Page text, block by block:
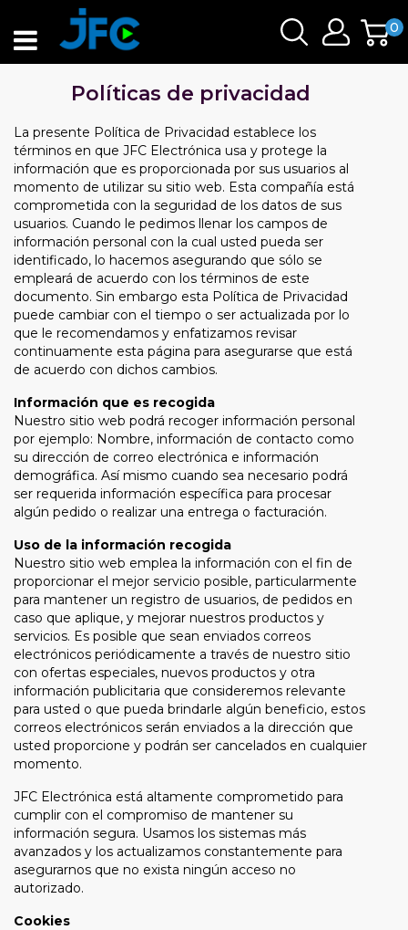
0
Políticas de privacidad
La presente Política de Privacidad establece los
términos en que JFC Electrónica usa y protege la
información que es proporcionada por sus usuarios al
momento de utilizar su sitio web. Esta compañía está
comprometida con la seguridad de los datos de sus
usuarios. Cuando le pedimos llenar los campos de
información personal con la cual usted pueda ser
identificado, lo hacemos asegurando que sólo se
empleará de acuerdo con los términos de este
documento. Sin embargo esta Política de Privacidad
puede cambiar con el tiempo o ser actualizada por lo
que le recomendamos y enfatizamos revisar
continuamente esta página para asegurarse que está
de acuerdo con dichos cambios.
Información que es recogida
Nuestro sitio web podrá recoger información personal
por ejemplo: Nombre, información de contacto como
su dirección de correo electrónica e información
demográfica. Así mismo cuando sea necesario podrá
ser requerida información específica para procesar
algún pedido o realizar una entrega o facturación.
Uso de la información recogida
Nuestro sitio web emplea la información con el fin de
proporcionar el mejor servicio posible, particularmente
para mantener un registro de usuarios, de pedidos en
caso que aplique, y mejorar nuestros productos y
servicios. Es posible que sean enviados correos
electrónicos periódicamente a través de nuestro sitio
con ofertas especiales, nuevos productos y otra
información publicitaria que consideremos relevante
para usted o que pueda brindarle algún beneficio, estos
correos electrónicos serán enviados a la dirección que
usted proporcione y podrán ser cancelados en cualquier
momento.
JFC Electrónica está altamente comprometido para
cumplir con el compromiso de mantener su
información segura. Usamos los sistemas más
avanzados y los actualizamos constantemente para
asegurarnos que no exista ningún acceso no
autorizado.
Cookies